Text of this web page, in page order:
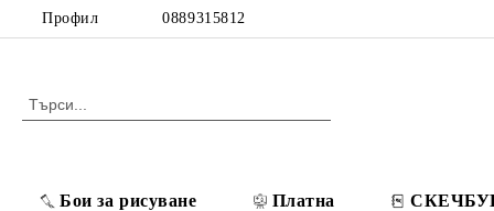
Профил 0889315812
Бои за рисуване Платна